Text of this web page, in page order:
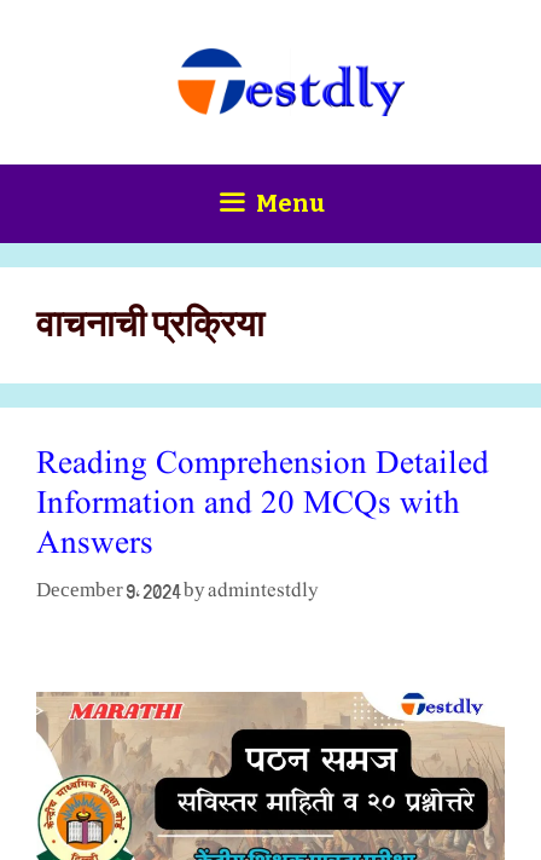
Menu
वाचनाची प्रक्रिया
Reading Comprehension Detailed
Information and 20 MCQs with
Answers
December 9, 2024 byadmintestdly